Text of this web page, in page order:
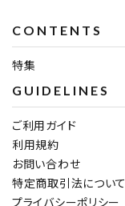
CONTENTS
特集
GUIDELINES
ご利用ガイド
利用規約
お問い合わせ
特定商取引法について
プライバシーポリシー